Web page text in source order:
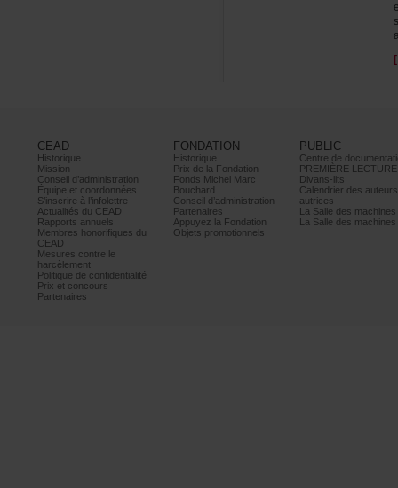
CEAD
Historique
Mission
Conseild’administration
Équipeetcoordonnées
S’inscrireàl’infolettre
ActualitésduCEAD
Rapportsannuels
Membreshonorifiquesdu
CEAD
Mesurescontrele
harcèlement
Politiquedeconfidentialité
Prixetconcours
Partenaires
FONDATION
Historique
PrixdelaFondation
FondsMichelMarc
Bouchard
Conseild’administration
Partenaires
AppuyezlaFondation
Objetspromotionnels
PUBLIC
PREMIÈRELECTURE
Divans-lits
autrices